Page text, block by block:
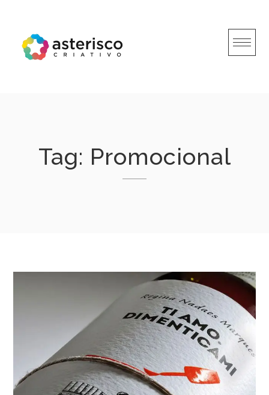
content
Tag: Promocional